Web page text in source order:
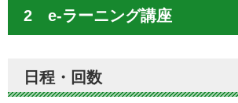
2 e-ラーニング講座
日程・回数